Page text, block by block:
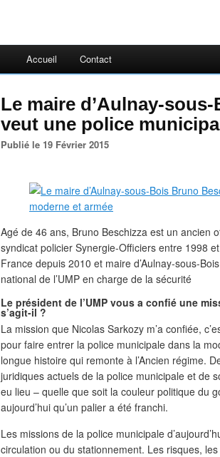
Accueil Contact
Le maire d’Aulnay-
veut une police
Publié le 19 Février 2015
Agé de 46 ans, Bruno Beschizza est un ancien
syndicat policier Synergie-Officiers entre 1998
France depuis 2010 et maire d’Aulnay-sous-
national de l’UMP en charge de la sécurité
Le président de l’UMP vous a confié une
s’agit-il ?
La mission que Nicolas Sarkozy m’a confiée,
pour faire entrer la police municipale dans la
longue histoire qui remonte à l’Ancien régime.
juridiques actuels de la police municipale et de
eu lieu – quelle que soit la couleur politique du
aujourd’hui qu’un palier a été franchi.
Les missions de la police municipale
circulation ou du stationnement. Les risques,